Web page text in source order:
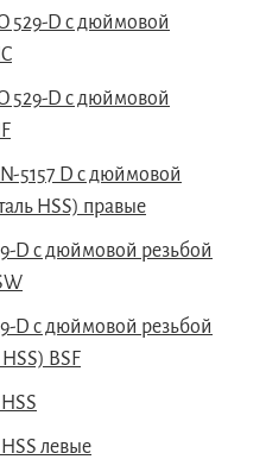
529-D с дюймовой
529-D с дюймовой
5157 D с дюймовой
HSS) правые
D с дюймовой резьбой
D с дюймовой резьбой
BSF
левые